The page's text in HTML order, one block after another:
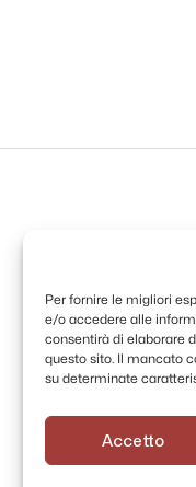
Per fornire le migliori
e/o accedere alle
consentirà di elaborare
questo sito. Il mancato
su determinate
Accetto